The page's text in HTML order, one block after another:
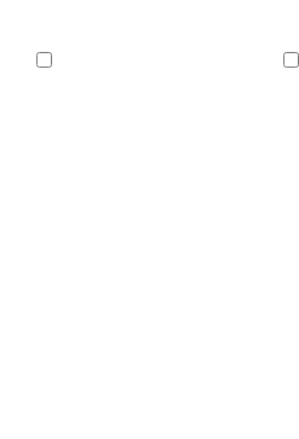
r
z
l
g
l
b
l
g
r
z